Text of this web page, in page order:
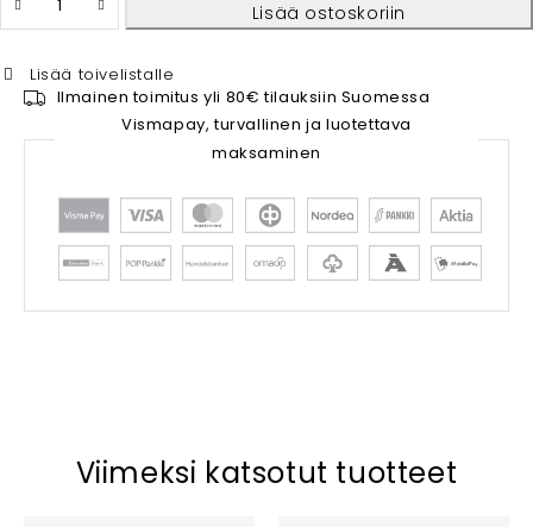
Lisää ostoskoriin
Lisää toivelistalle
Ilmainen toimitus yli 80€ tilauksiin Suomessa
Vismapay, turvallinen ja luotettava
maksaminen
Viimeksi katsotut tuotteet